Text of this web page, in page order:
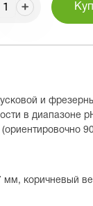
и
в диапазоне
коричневый